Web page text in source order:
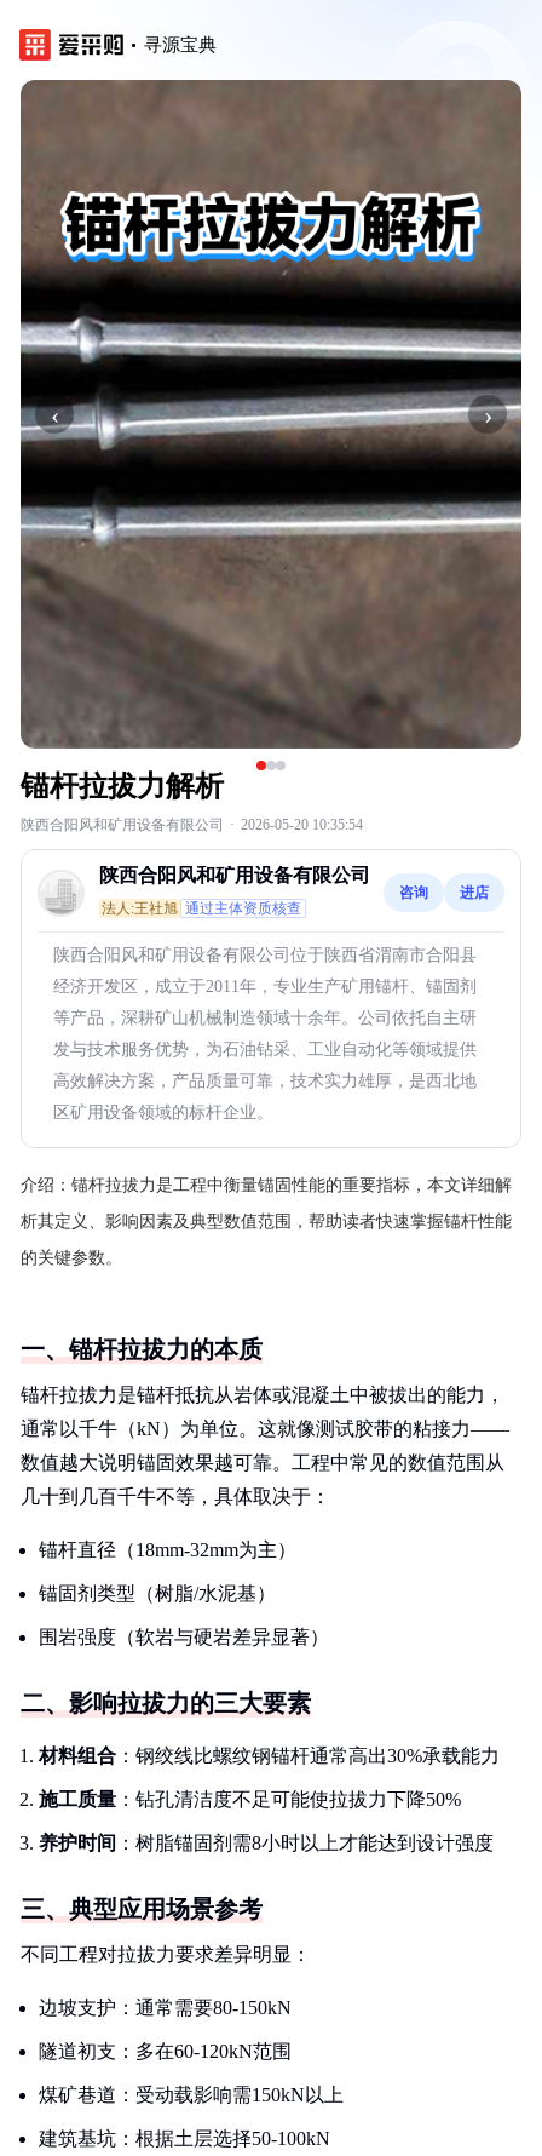
寻源宝典
‹ ›
锚杆拉拔力解析
陕西合阳风和矿用设备有限公司 · 2026-05-20 10:35:54
陕西合阳风和矿用设备有限公司
法人:王社旭 通过主体资质核查
咨询 进店
陕西合阳风和矿用设备有限公司位于陕西省渭南市合阳县
经济开发区，成立于2011年，专业生产矿用锚杆、锚固剂
等产品，深耕矿山机械制造领域十余年。公司依托自主研
发与技术服务优势，为石油钻采、工业自动化等领域提供
高效解决方案，产品质量可靠，技术实力雄厚，是西北地
区矿用设备领域的标杆企业。
介绍： 锚杆拉拔力是工程中衡量锚固性能的重要指标，本文详细解
析其定义、影响因素及典型数值范围，帮助读者快速掌握锚杆性能
的关键参数。
一、锚杆拉拔力的本质
锚杆拉拔力是锚杆抵抗从岩体或混凝土中被拔出的能力，
通常以千牛（kN）为单位。这就像测试胶带的粘接力——
数值越大说明锚固效果越可靠。工程中常见的数值范围从
几十到几百千牛不等，具体取决于：
锚杆直径（18mm-32mm为主）
锚固剂类型（树脂/水泥基）
围岩强度（软岩与硬岩差异显著）
二、影响拉拔力的三大要素
材料组合 ：钢绞线比螺纹钢锚杆通常高出30%承载能力
施工质量 ：钻孔清洁度不足可能使拉拔力下降50%
养护时间 ：树脂锚固剂需8小时以上才能达到设计强度
三、典型应用场景参考
不同工程对拉拔力要求差异明显：
边坡支护：通常需要80-150kN
隧道初支：多在60-120kN范围
煤矿巷道：受动载影响需150kN以上
建筑基坑：根据土层选择50-100kN